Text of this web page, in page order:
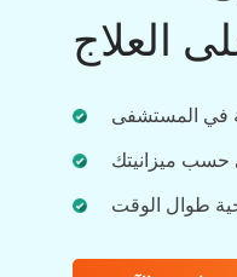
العلاج
في المستشفى
حسب ميزانيتك
طوال الوقت
للمرضى على مدار
فريقنا الذي يعالج